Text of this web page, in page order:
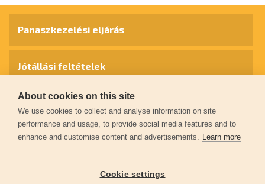
Panaszkezelési eljárás
Jótállási feltételek
Személyes adatok védelme
Kapcsolat
Garancia regisztráció
About cookies on this site
We use cookies to collect and analyse information on site
performance and usage, to provide social media features and to
enhance and customise content and advertisements. Learn more
Cookie settings